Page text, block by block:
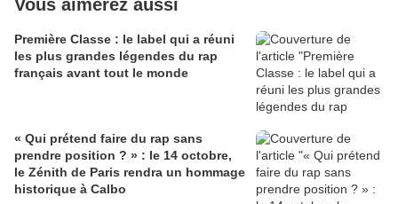
Vous aimerez aussi
Première Classe : le label qui a réuni
les plus grandes légendes du rap
français avant tout le monde
« Qui prétend faire du rap sans
prendre position ? » : le 14 octobre,
le Zénith de Paris rendra un hommage
historique à Calbo